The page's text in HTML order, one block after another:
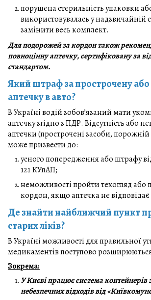
порушена стерильність упаковки
використовувалась у надзвичайній
замінити весь комплект.
Для подорожей за кордон також
повноцінну аптечку, сертифіковану за
стандартом.
Який штраф за прострочену
аптечку в авто?
В Україні водій зобов’язаний мати
аптечку згідно з ПДР. Відсутність або
аптечки (прострочені засоби,
може призвести до:
усного попередження або штрафу
121 КУпАП;
неможливості пройти техогляд або
кордон, якщо аптечка не відповідає
Де знайти найближчий пункт
старих ліків?
В Україні можливості для правильної
медикаментів поступово
Зокрема:
У Києві працює система контейнерів
небезпечних відходів від